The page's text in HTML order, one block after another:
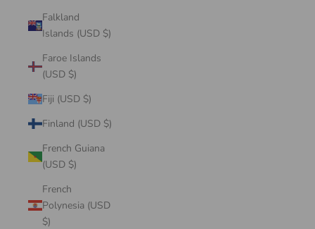
Falkland
Islands (USD $)
Faroe Islands
(USD $)
Fiji (USD $)
Finland (USD $)
French Guiana
(USD $)
French
Polynesia (USD
$)